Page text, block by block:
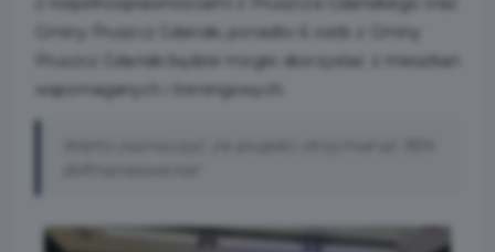
Gminy Pruszcz Gdański, ponadto 6 osób z Gminy
Pruszcz Gdański będzie mogło skorzystać z mieszkań
wspomaganych i treningowych.